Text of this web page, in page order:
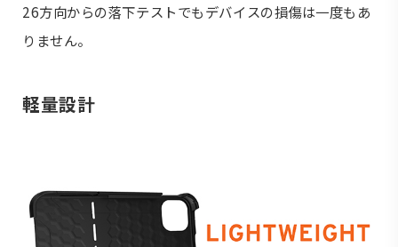
26方向からの落下テストでもデバイスの損傷は一度もあ
りません。
軽量設計